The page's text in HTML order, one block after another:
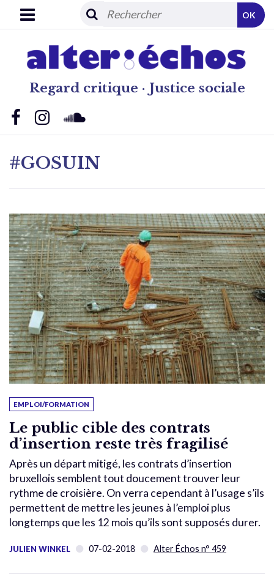
Regard critique · Justice sociale
OK
#GOSUIN
EMPLOI/FORMATION
Le public cible des contrats
d’insertion reste très fragilisé
Après un départ mitigé, les contrats d’insertion
bruxellois semblent tout doucement trouver leur
rythme de croisière. On verra cependant à l’usage s’ils
permettent de mettre les jeunes à l’emploi plus
longtemps que les 12 mois qu’ils sont supposés durer.
JULIEN WINKEL 07-02-2018 Alter Échos n° 459